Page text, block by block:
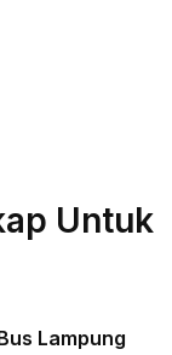
Untuk
Lampung